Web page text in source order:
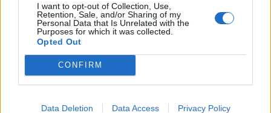
I want to opt-out of Collection, Use,
Retention, Sale, and/or Sharing of my
Personal Data that Is Unrelated with the
Purposes for which it was collected.
Opted Out
CONFIRM
Data Deletion Data Access Privacy Policy
HR corner
Περιγραφές Θέσεων Εργασίας